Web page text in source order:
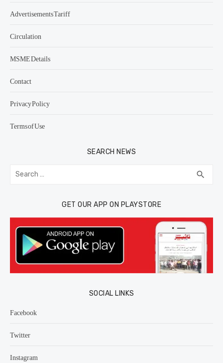
Advertisements Tariff
Circulation
MSME Details
Contact
Privacy Policy
Terms of Use
SEARCH NEWS
Search
for: search
GET OUR APP ON PLAYSTORE
SOCIAL LINKS
Facebook
Twitter
Instagram